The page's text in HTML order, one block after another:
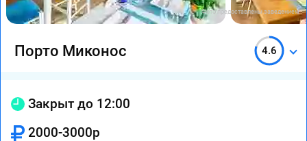
Фото предоставлены заведением
Порто Миконос 4.6
Закрыт до 12:00
2000-3000р